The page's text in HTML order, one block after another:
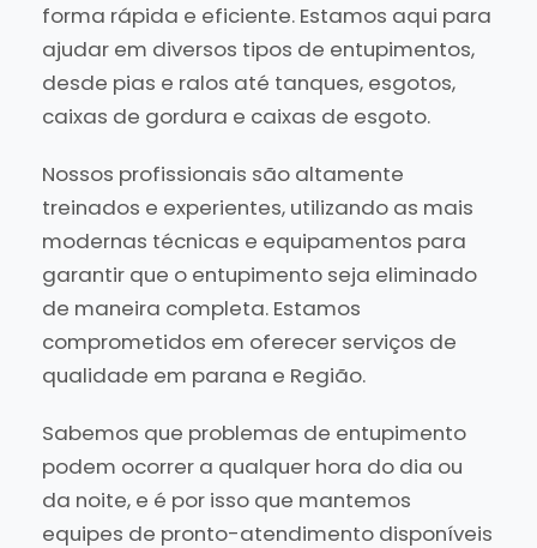
forma rápida e eficiente. Estamos aqui para
ajudar em diversos tipos de entupimentos,
desde pias e ralos até tanques, esgotos,
caixas de gordura e caixas de esgoto.
Nossos profissionais são altamente
treinados e experientes, utilizando as mais
modernas técnicas e equipamentos para
garantir que o entupimento seja eliminado
de maneira completa. Estamos
comprometidos em oferecer serviços de
qualidade em parana e Região.
Sabemos que problemas de entupimento
podem ocorrer a qualquer hora do dia ou
da noite, e é por isso que mantemos
equipes de pronto-atendimento disponíveis